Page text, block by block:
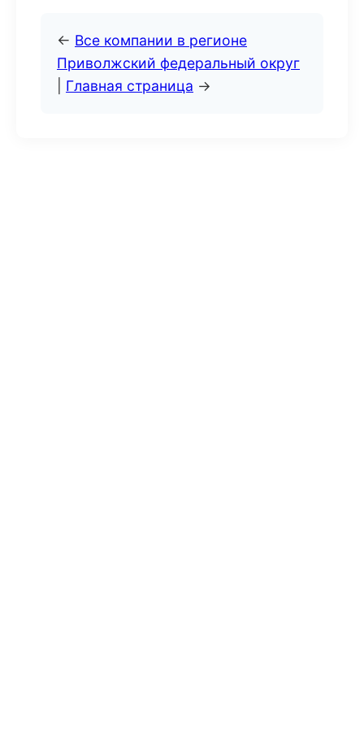
← Все компании в регионе
Приволжский федеральный округ
Главная страница →